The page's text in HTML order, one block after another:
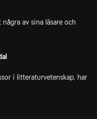
av sina läsare och
i litteraturvetenskap, har